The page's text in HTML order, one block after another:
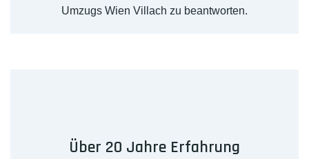
Umzugs Wien Villach zu beantworten.
Über 20 Jahre Erfahrung